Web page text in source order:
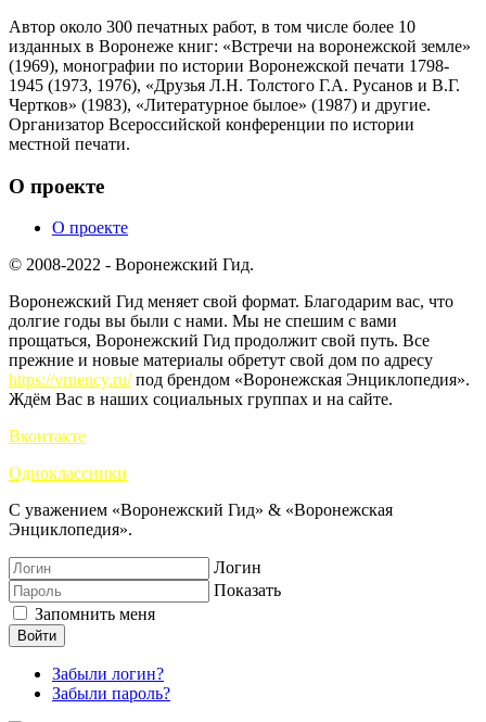
Автор около 300 печатных работ, в том числе более 10
изданных в Воронеже книг: «Встречи на воронежской земле»
(1969), монографии по истории Воронежской печати 1798-
1945 (1973, 1976), «Друзья Л.Н. Толстого Г.А. Русанов и В.Г.
Чертков» (1983), «Литературное былое» (1987) и другие.
Организатор Всероссийской конференции по истории
местной печати.
О проекте
О проекте
© 2008-2022 - Воронежский Гид.
Воронежский Гид меняет свой формат. Благодарим вас, что
долгие годы вы были с нами. Мы не спешим с вами
прощаться, Воронежский Гид продолжит свой путь. Все
прежние и новые материалы обретут свой дом по адресу
https://vrnency.ru/под брендом «Воронежская Энциклопедия».
Ждём Вас в наших социальных группах и на сайте.
Вконтакте
Одноклассники
С уважением «Воронежский Гид» & «Воронежская
Энциклопедия».
Логин
Показать
Запомнить меня
Войти
Забыли логин?
Забыли пароль?